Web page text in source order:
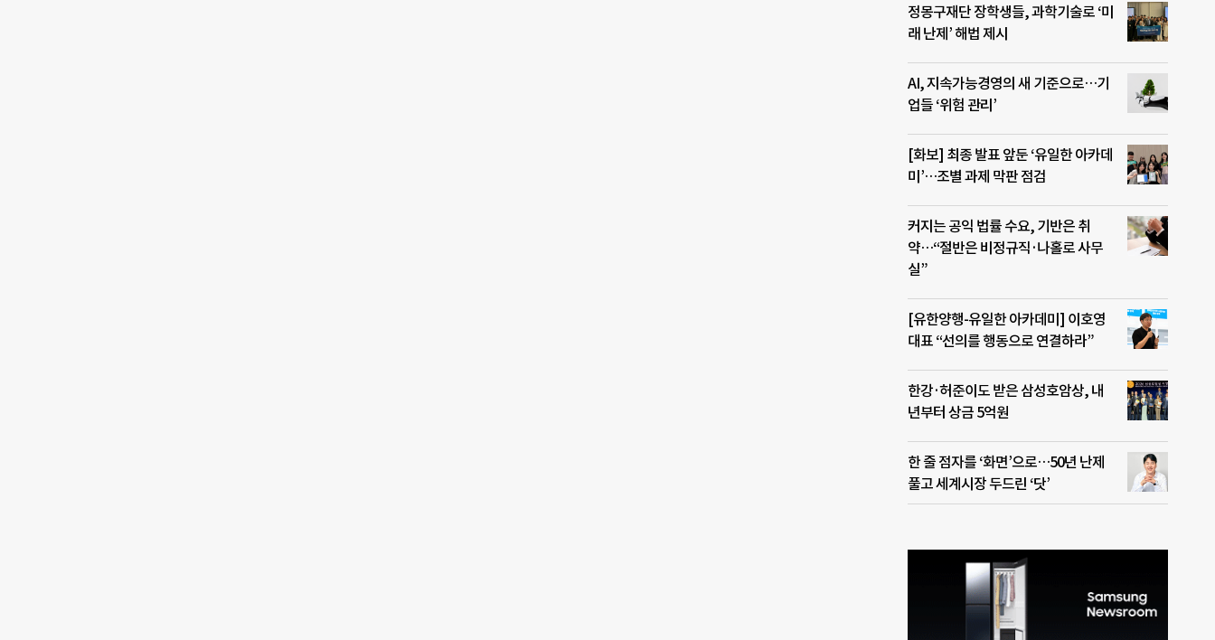
정몽구재단 장학생들, 과학기술로 ‘미
래 난제’ 해법 제시
AI, 지속가능경영의 새 기준으로…기
업들 ‘위험 관리’
[화보] 최종 발표 앞둔 ‘유일한 아카데
미’…조별 과제 막판 점검
커지는 공익 법률 수요, 기반은 취
약…“절반은 비정규직·나홀로 사무
실”
[유한양행-유일한 아카데미] 이호영
대표 “선의를 행동으로 연결하라”
한강·허준이도 받은 삼성호암상, 내
년부터 상금 5억원
한 줄 점자를 ‘화면’으로…50년 난제
풀고 세계시장 두드린 ‘닷’